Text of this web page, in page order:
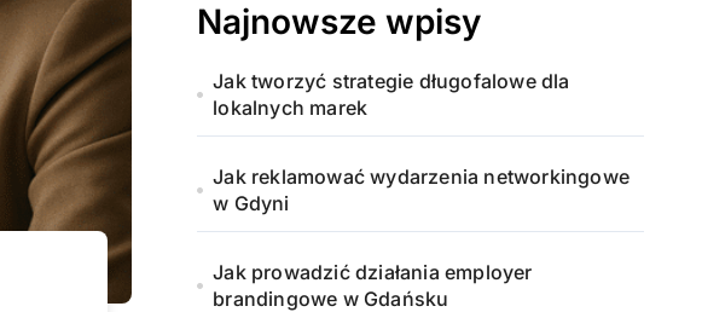
Najnowsze wpisy
Jak tworzyć strategie długofalowe dla
lokalnych marek
Jak reklamować wydarzenia networkingowe
w Gdyni
Jak prowadzić działania employer
brandingowe w Gdańsku